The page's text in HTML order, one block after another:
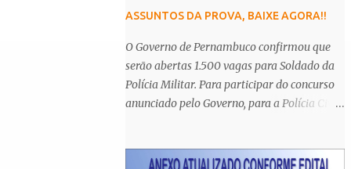
ASSUNTOS DA PROVA, BAIXE AGORA!!
O Governo de Pernambuco confirmou que
serão abertas 1.500 vagas para Soldado da
Polícia Militar. Para participar do concurso
anunciado pelo Governo, para a Polícia Civil
de Comunicação da Secretaria de Defesa